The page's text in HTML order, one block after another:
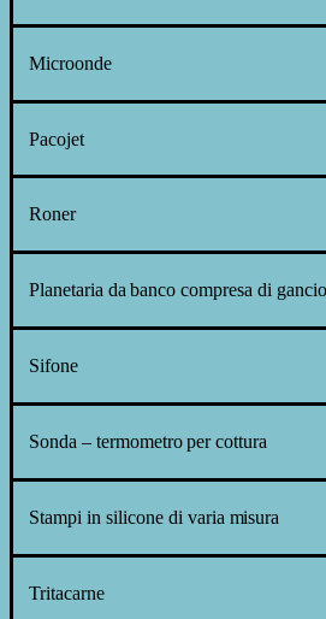
Microonde
Pacojet
Roner
Planetaria da banco compresa di
Sifone
Sonda – termometro per cottura
Stampi in silicone di varia misura
Tritacarne